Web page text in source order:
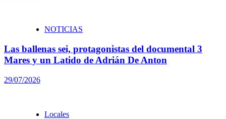
NOTICIAS
Las ballenas sei, protagonistas del documental 3
Mares y un Latido de Adrián De Anton
29/07/2026
Locales